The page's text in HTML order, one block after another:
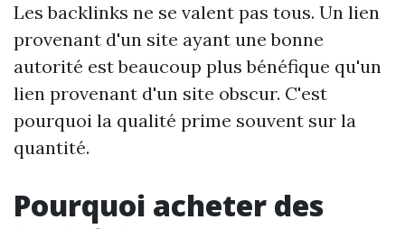
Les backlinks ne se valent pas tous. Un lien
provenant d'un site ayant une bonne
autorité est beaucoup plus bénéfique qu'un
lien provenant d'un site obscur. C'est
pourquoi la qualité prime souvent sur la
quantité.
Pourquoi acheter des